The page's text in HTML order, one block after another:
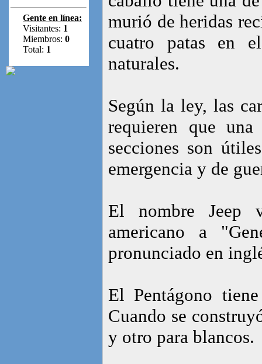
Gente en línea:
Visitantes: 1
Miembros: 0
Total: 1
murió de heridas
cuatro patas en
naturales.
Según la ley, las
requieren que
secciones son
emergencia y de
El nombre Jeep
americano a
pronunciado en
El Pentágono
Cuando se
y otro para blancos.